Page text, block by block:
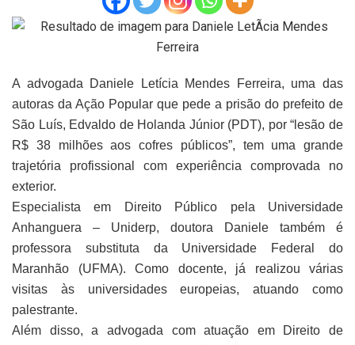
A advogada Daniele Letícia Mendes Ferreira, uma das
autoras da Ação Popular que pede a prisão do prefeito de
São Luís, Edvaldo de Holanda Júnior (PDT), por “lesão de
R$ 38 milhões aos cofres públicos”, tem uma grande
trajetória profissional com experiência comprovada no
exterior.
Especialista em Direito Público pela Universidade
Anhanguera – Uniderp, doutora Daniele também é
professora substituta da Universidade Federal do
Maranhão (UFMA). Como docente, já realizou várias
visitas às universidades europeias, atuando como
palestrante.
Além disso, a advogada com atuação em Direito de